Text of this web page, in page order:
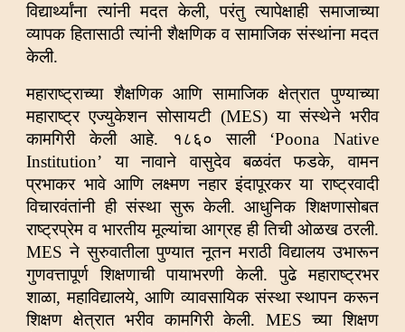
विद्यार्थ्यांना त्यांनी मदत केली, परंतु त्यापेक्षाही समाजाच्या
व्यापक हितासाठी त्यांनी शैक्षणिक व सामाजिक संस्थांना मदत
केली.
महाराष्ट्राच्या शैक्षणिक आणि सामाजिक क्षेत्रात पुण्याच्या
महाराष्ट्र एज्युकेशन सोसायटी (MES) या संस्थेने भरीव
कामगिरी केली आहे. १८६० साली ‘Poona Native
Institution’ या नावाने वासुदेव बळवंत फडके, वामन
प्रभाकर भावे आणि लक्ष्मण नहार इंदापूरकर या राष्ट्रवादी
विचारवंतांनी ही संस्था सुरू केली. आधुनिक शिक्षणासोबत
राष्ट्रप्रेम व भारतीय मूल्यांचा आग्रह ही तिची ओळख ठरली.
MES ने सुरुवातीला पुण्यात नूतन मराठी विद्यालय उभारून
गुणवत्तापूर्ण शिक्षणाची पायाभरणी केली. पुढे महाराष्ट्रभर
शाळा, महाविद्यालये, आणि व्यावसायिक संस्था स्थापन करून
शिक्षण क्षेत्रात भरीव कामगिरी केली. MES च्या शिक्षण